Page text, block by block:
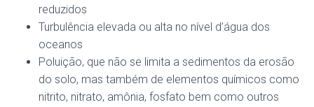
reduzidos
Turbulência elevada ou alta no nível d’água dos
oceanos
Poluição, que não se limita a sedimentos da erosão
do solo, mas também de elementos químicos como
nitrito, nitrato, amônia, fosfato bem como outros